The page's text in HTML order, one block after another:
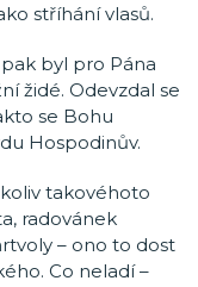
stříhání vlasů.
byl pro Pána
židé. Odevzdal se
se Bohu
Hospodinův.
takovéhoto
radovánek
– ono to dost
Co neladí –